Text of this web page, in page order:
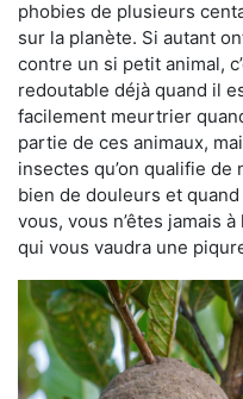
phobies de plusieurs
sur la planète. Si autant
contre un si petit animal,
redoutable déjà quand il
facilement meurtrier
partie de ces animaux,
insectes qu’on qualifie de
bien de douleurs et
vous, vous n’êtes jamais
qui vous vaudra une